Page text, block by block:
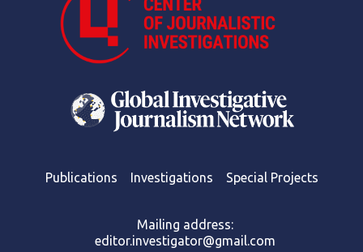
Publications Investigations Special Projects
Mailing address:
editor.investigator@gmail.com